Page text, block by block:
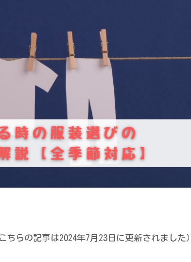
ちらの記事は2024年7月23日に更新されました）